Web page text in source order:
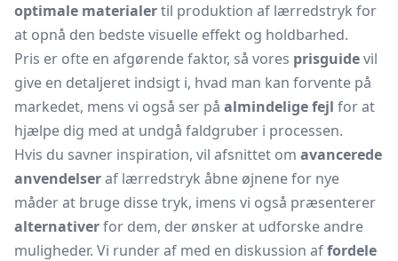
optimale materialertil produktion af lærredstryk for
at opnå den bedste visuelle effekt og holdbarhed.
Pris er ofte en afgørende faktor, så vores prisguidevil
give en detaljeret indsigt i, hvad man kan forvente på
markedet, mens vi også ser på almindelige fejl for at
hjælpe dig med at undgå faldgruber i processen.
Hvis du savner inspiration, vil afsnittet om avancerede
anvendelseraf lærredstryk åbne øjnene for nye
måder at bruge disse tryk, imens vi også præsenterer
alternativerfor dem, der ønsker at udforske andre
muligheder. Vi runder af med en diskussion affordele